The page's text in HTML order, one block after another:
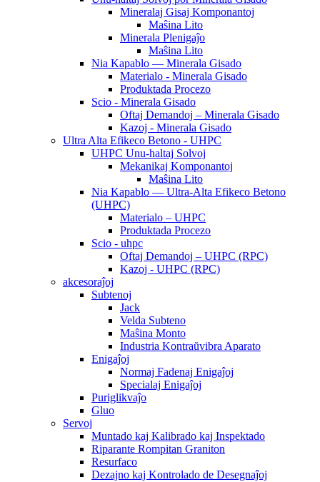
Mineralaj Gisaj Komponantoj
Maŝina Lito
Minerala Plenigaĵo
Maŝina Lito
Nia Kapablo — Minerala Gisado
Materialo - Minerala Gisado
Produktada Procezo
Scio - Minerala Gisado
Oftaj Demandoj – Minerala Gisado
Kazoj - Minerala Gisado
Ultra Alta Efikeco Betono - UHPC
UHPC Unu-haltaj Solvoj
Mekanikaj Komponantoj
Maŝina Lito
Nia Kapablo — Ultra-Alta Efikeco Betono
(UHPC)
Materialo – UHPC
Produktada Procezo
Scio - uhpc
Oftaj Demandoj – UHPC (RPC)
Kazoj - UHPC (RPC)
akcesoraĵoj
Subtenoj
Jack
Velda Subteno
Maŝina Monto
Industria Kontraŭvibra Aparato
Enigaĵoj
Normaj Fadenaj Enigaĵoj
Specialaj Enigaĵoj
Puriglikvaĵo
Gluo
Servoj
Muntado kaj Kalibrado kaj Inspektado
Riparante Rompitan Graniton
Resurfaco
Dezajno kaj Kontrolado de Desegnaĵoj